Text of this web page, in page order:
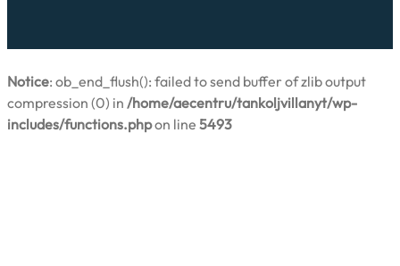
Notice: ob_end_flush(): failed to send buffer of zlib output
compression (0) in /home/aecentru/tankoljvillanyt/wp-
includes/functions.phpon line 5493